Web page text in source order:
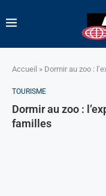
Accueil » Dormir au zoo :
TOURISME
Dormir au zoo :
familles